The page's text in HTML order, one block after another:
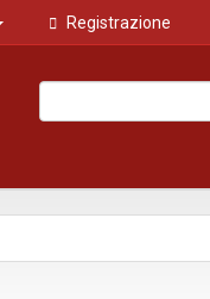
Registrazione